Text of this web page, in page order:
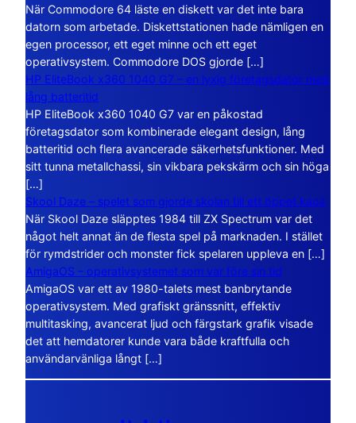
När Commodore 64 läste en diskett var det inte bara
datorn som arbetade. Diskettstationen hade nämligen en
egen processor, ett eget minne och ett eget
operativsystem. Commodore DOS gjorde […]
HP EliteBook x360 1040 G7 – en lyxig företagsdator med
lång batteritid
HP EliteBook x360 1040 G7 var en påkostad
företagsdator som kombinerade elegant design, lång
batteritid och flera avancerade säkerhetsfunktioner. Med
sitt tunna metallchassi, sin vikbara pekskärm och sin höga
[…]
Skool Daze – spelet som gjorde skolan till ett öppet kaos
När Skool Daze släpptes 1984 till ZX Spectrum var det
något helt annat än de flesta spel på marknaden. I stället
för rymdstrider och monster fick spelaren uppleva en […]
AmigaOS – operativsystemet som var före sin tid
AmigaOS var ett av 1980-talets mest banbrytande
operativsystem. Med grafiskt gränssnitt, effektiv
multitasking, avancerat ljud och färgstark grafik visade
det att hemdatorer kunde vara både kraftfulla och
användarvänliga långt […]